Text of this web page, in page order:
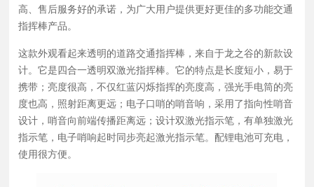
高、售后服务好的承诺，为广大用户提供更好更佳的多功能交通
指挥棒产品。
这款外观看起来透明的道路交通指挥棒，来自于龙之谷的新款设
计。它是四合一透明双激光指挥棒。它的特点是长度短小，易于
携带；亮度很高，不仅红蓝闪烁指挥的亮度高，强光手电筒的亮
度也高，照射距离更远；电子口哨的哨音响，采用了指向性哨音
设计，哨音向前端传播距离远；设计双激光指示笔，有单独激光
指示笔，电子哨响起时同步亮起激光指示笔。配锂电池可充电，
使用很方便。